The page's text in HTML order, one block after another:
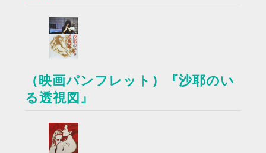
（映画パンフレット）『沙耶のい
る透視図』